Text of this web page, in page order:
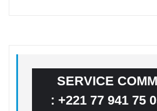
SERVICE
: +221 77 941 75